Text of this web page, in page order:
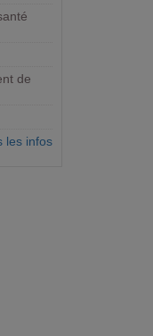
trop facilement,
de
les infos